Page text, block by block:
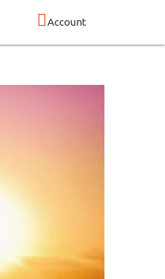
Account